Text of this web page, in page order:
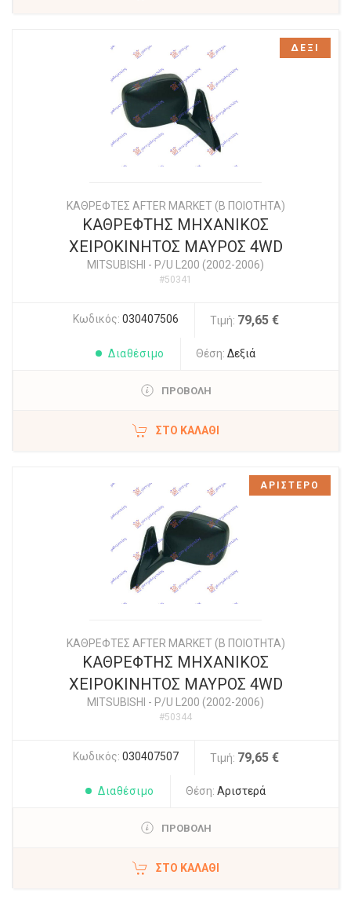
ΚΑΘΡΕΦΤΕΣ AFTER MARKET (Β ΠΟΙΟΤΗΤΑ)
ΚΑΘΡΕΦΤΗΣ ΜΗΧΑΝΙΚΟΣ
ΧΕΙΡΟΚΙΝΗΤΟΣ ΜΑΥΡΟΣ 4WD
MITSUBISHI - P/U L200 (2002-2006)
#50341
Κωδικός: 030407506 Τιμή: 79,65 €
Διαθέσιμο Θέση: Δεξιά
ΠΡΟΒΟΛΗ
ΣΤΟ ΚΑΛΆΘΙ
ΔΕΞΙ
ΚΑΘΡΕΦΤΕΣ AFTER MARKET (Β ΠΟΙΟΤΗΤΑ)
ΚΑΘΡΕΦΤΗΣ ΜΗΧΑΝΙΚΟΣ
ΧΕΙΡΟΚΙΝΗΤΟΣ ΜΑΥΡΟΣ 4WD
MITSUBISHI - P/U L200 (2002-2006)
#50344
Κωδικός: 030407507 Τιμή: 79,65 €
Διαθέσιμο Θέση: Αριστερά
ΠΡΟΒΟΛΗ
ΣΤΟ ΚΑΛΆΘΙ
ΑΡΙΣΤΕΡΟ